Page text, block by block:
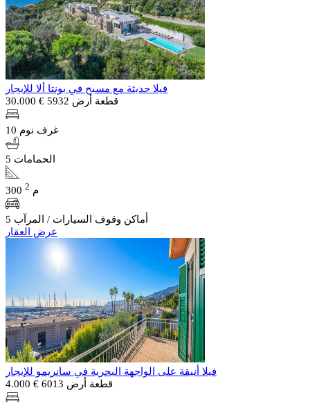
فيلا حديثة مع مسبح في بونتا ألا للإيجار
قطعة أرض 5932
€ 30.000
10 غرف نوم
5 الحمامات
300 م 2
5 أماكن وقوف السيارات / المرآب
عرض العقار
فيلا أنيقة على الواجهة البحرية في سانريمو للإيجار
قطعة أرض 6013
€ 4.000